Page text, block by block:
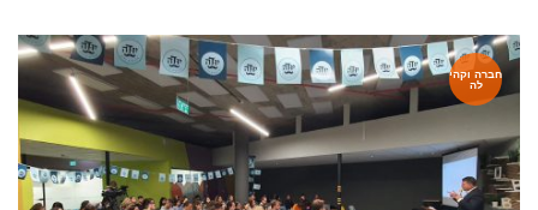
חברה וקהי
לה